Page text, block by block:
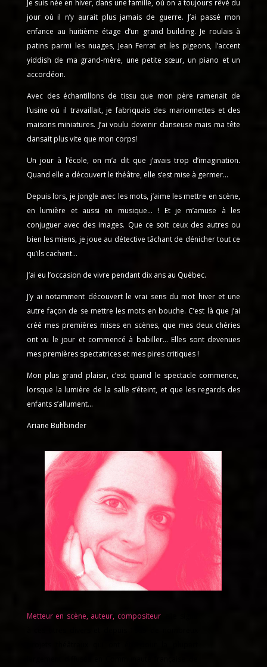
Je suis née en hiver, dans une famille, où on a toujours rêvé du
jour où il n’y aurait plus jamais de guerre. J’ai passé mon
enfance au huitième étage d’un grand building. Je roulais à
patins parmi les nuages, Jean Ferrat et les pigeons, l’accent
yiddish de ma grand-mère, une petite sœur, un piano et un
accordéon.
Avec des échantillons de tissu que mon père ramenait de
l’usine où il travaillait, je fabriquais des marionnettes et des
maisons miniatures. J’ai voulu devenir danseuse mais ma tête
dansait plus vite que mon corps!
Un jour à l’école, on m’a dit que j’avais trop d’imagination.
Quand elle a découvert le théâtre, elle s’est mise à germer…
Depuis lors, je jongle avec les mots, j’aime les mettre en scène,
en lumière et aussi en musique… ! Et je m’amuse à les
conjuguer avec des images. Que ce soit ceux des autres ou
bien les miens, je joue au détective tâchant de dénicher tout ce
qu’ils cachent…
J’ai eu l’occasion de vivre pendant dix ans au Québec.
J’y ai notamment découvert le vrai sens du mot hiver et une
autre façon de se mettre les mots en bouche. C’est là que j’ai
créé mes premières mises en scènes, que mes deux chéries
ont vu le jour et commencé à babiller… Elles sont devenues
mes premières spectatrices et mes pires critiques !
Mon plus grand plaisir, c’est quand le spectacle commence,
lorsque la lumière de la salle s’éteint, et que les regards des
enfants s’allument…
Ariane Buhbinder
Metteur en scène, auteur, compositeur,